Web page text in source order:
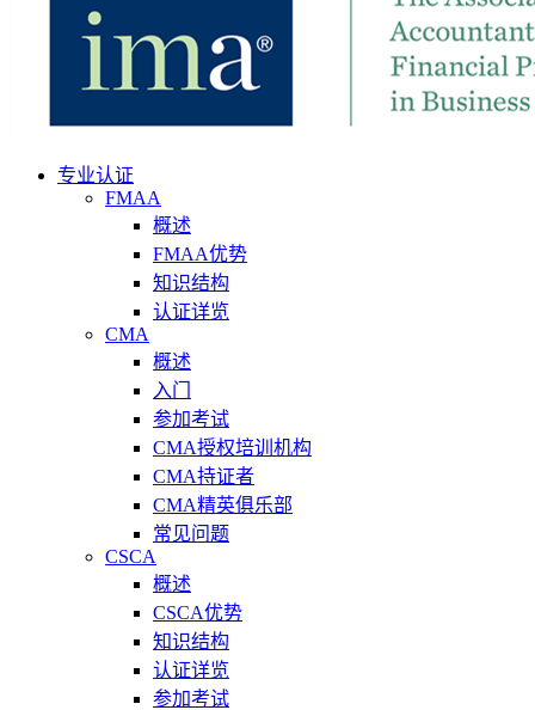
专业认证
FMAA
概述
FMAA优势
知识结构
认证详览
CMA
概述
入门
参加考试
CMA授权培训机构
CMA持证者
CMA精英俱乐部
常见问题
CSCA
概述
CSCA优势
知识结构
认证详览
参加考试